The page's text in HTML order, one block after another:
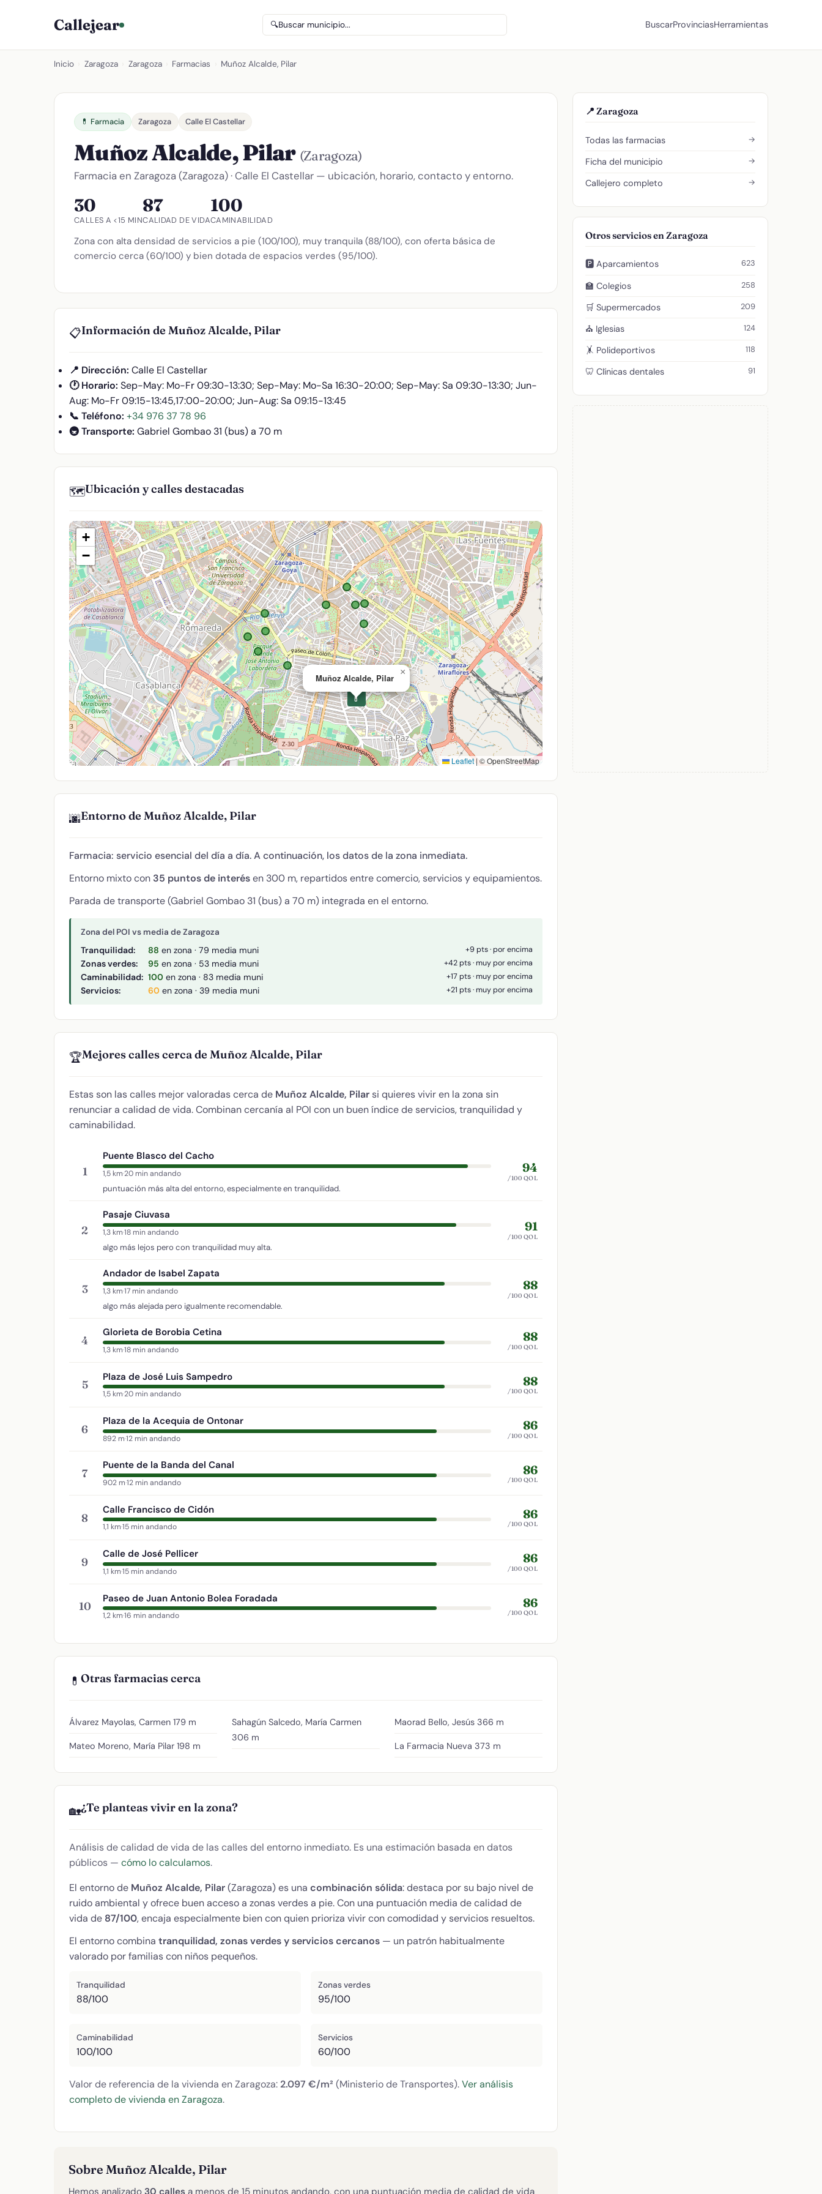
Callejear 🔍Buscar municipio... BuscarProvinciasHerramientas
Inicio Zaragoza Zaragoza Farmacias Muñoz Alcalde, Pilar
💊 Farmacia Zaragoza Calle El Castellar
Muñoz Alcalde, Pilar (Zaragoza)
Farmacia en Zaragoza (Zaragoza) · Calle El Castellar — ubicación, horario, contacto y entorno.
30
CALLES A <15 MIN
87
CALIDAD DE VIDA
100
CAMINABILIDAD
Zona con alta densidad de servicios a pie (100/100), muy tranquila (88/100), con oferta básica de
comercio cerca (60/100) y bien dotada de espacios verdes (95/100).
📋Información de Muñoz Alcalde, Pilar
📍 Dirección: Calle El Castellar
🕐 Horario: Sep-May: Mo-Fr 09:30-13:30; Sep-May: Mo-Sa 16:30-20:00; Sep-May: Sa 09:30-13:30; Jun-
Aug: Mo-Fr 09:15-13:45,17:00-20:00; Jun-Aug: Sa 09:15-13:45
📞 Teléfono: +34 976 37 78 96
🚇 Transporte: Gabriel Gombao 31 (bus) a 70 m
🗺️Ubicación y calles destacadas
💊
Muñoz Alcalde, Pilar
×
+
−
Leaflet |© OpenStreetMap
🌆Entorno de Muñoz Alcalde, Pilar
Farmacia: servicio esencial del día a día. A continuación, los datos de la zona inmediata.
Entorno mixto con 35 puntos de interésen 300 m, repartidos entre comercio, servicios y equipamientos.
Parada de transporte (Gabriel Gombao 31 (bus) a 70 m) integrada en el entorno.
Zona del POI vs media de Zaragoza
Tranquilidad: 88 en zona · 79 media muni +9 pts · por encima
Zonas verdes: 95 en zona · 53 media muni +42 pts · muy por encima
Caminabilidad: 100 en zona · 83 media muni +17 pts · muy por encima
Servicios: 60 en zona · 39 media muni +21 pts · muy por encima
🏆Mejores calles cerca de Muñoz Alcalde, Pilar
Estas son las calles mejor valoradas cerca de Muñoz Alcalde, Pilar si quieres vivir en la zona sin
renunciar a calidad de vida. Combinan cercanía al POI con un buen índice de servicios, tranquilidad y
caminabilidad.
1
Puente Blasco del Cacho
1,5 km·20 min andando
puntuación más alta del entorno, especialmente en tranquilidad.
94
/100 QOL
2
Pasaje Ciuvasa
1,3 km·18 min andando
algo más lejos pero con tranquilidad muy alta.
91
/100 QOL
3
Andador de Isabel Zapata
1,3 km·17 min andando
algo más alejada pero igualmente recomendable.
88
/100 QOL
4
Glorieta de Borobia Cetina
1,3 km·18 min andando
88
/100 QOL
5
Plaza de José Luis Sampedro
1,5 km·20 min andando
88
/100 QOL
6
Plaza de la Acequia de Ontonar
892 m·12 min andando
86
/100 QOL
7
Puente de la Banda del Canal
902 m·12 min andando
86
/100 QOL
8
Calle Francisco de Cidón
1,1 km·15 min andando
86
/100 QOL
9
Calle de José Pellicer
1,1 km·15 min andando
86
/100 QOL
10
Paseo de Juan Antonio Bolea Foradada
1,2 km·16 min andando
86
/100 QOL
💊 Otras farmacias cerca
Álvarez Mayolas, Carmen 179 m
Mateo Moreno, María Pilar 198 m
Sahagún Salcedo, María Carmen
306 m
Maorad Bello, Jesús 366 m
La Farmacia Nueva 373 m
🏡¿Te planteas vivir en la zona?
Análisis de calidad de vida de las calles del entorno inmediato. Es una estimación basada en datos
públicos — cómo lo calculamos.
El entorno de Muñoz Alcalde, Pilar(Zaragoza) es una combinación sólida: destaca por su bajo nivel de
ruido ambiental y ofrece buen acceso a zonas verdes a pie. Con una puntuación media de calidad de
vida de 87/100, encaja especialmente bien con quien prioriza vivir con comodidad y servicios resueltos.
El entorno combina tranquilidad, zonas verdes y servicios cercanos — un patrón habitualmente
valorado por familias con niños pequeños.
Tranquilidad
88/100
Zonas verdes
95/100
Caminabilidad
100/100
Servicios
60/100
Valor de referencia de la vivienda en Zaragoza: 2.097 €/m² (Ministerio de Transportes).Ver análisis
completo de vivienda en Zaragoza.
Sobre Muñoz Alcalde, Pilar
📍 Zaragoza
Todas las farmacias →
Ficha del municipio →
Callejero completo →
Otros servicios en Zaragoza
🅿️ Aparcamientos 623
🏫 Colegios 258
🛒 Supermercados 209
⛪ Iglesias 124
🤸 Polideportivos 118
🦷 Clínicas dentales 91